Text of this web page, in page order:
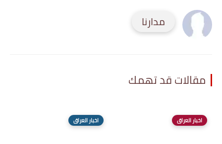
مدارنا
مقالات قد تهمك
اخبار العراق اخبار العراق